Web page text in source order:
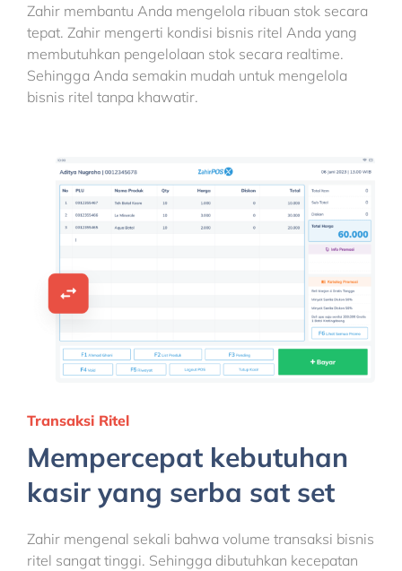
Zahir membantu Anda mengelola ribuan stok secara
tepat. Zahir mengerti kondisi bisnis ritel Anda yang
membutuhkan pengelolaan stok secara realtime.
Sehingga Anda semakin mudah untuk mengelola
bisnis ritel tanpa khawatir.
Transaksi Ritel
Mempercepat kebutuhan
kasir yang serba sat set
Zahir mengenal sekali bahwa volume transaksi bisnis
ritel sangat tinggi. Sehingga dibutuhkan kecepatan